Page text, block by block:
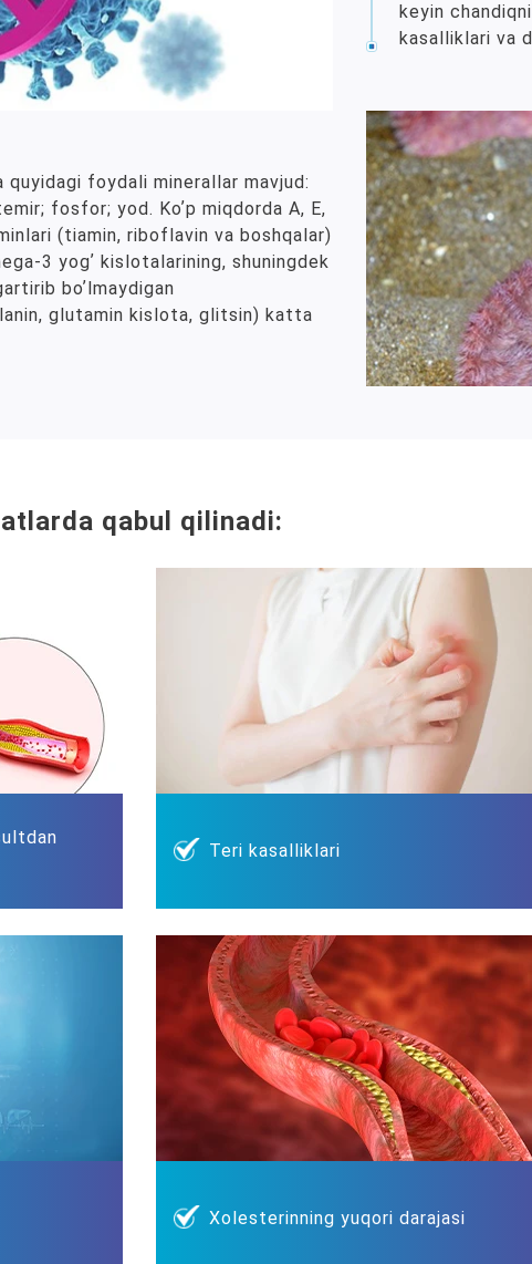
keyin
kasalliklari va
foydali minerallar mavjud:
fosfor; yod. Koʼp miqdorda A, E,
(tiamin, riboflavin va boshqalar)
3 yogʼ kislotalarining, shuningdek
boʼlmaydigan
glutamin kislota, glitsin) katta
qabul qilinadi:
Teri kasalliklari
Xolesterinning yuqori darajasi